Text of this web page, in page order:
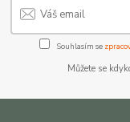
Souhlasím se
Můžete se